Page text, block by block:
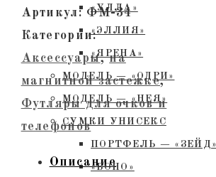
«УЛЛА»
«ЭЛЛИЯ»
«ЯРЕНА»
МОДЕЛЬ — «ОДРИ»
МОДЕЛЬ — «НЕЯ»
СУМКИ УНИСЕКС
ПОРТФЕЛЬ — «ЗЕЙД»
«БОНО»
натуральной
очков.
Коричневый
крокодил,
тиснение
Артикул: ФМ-34
Категории:
Аксессуары,на
магнитной застежке,
Футляры для очков и
телефонов
Описание